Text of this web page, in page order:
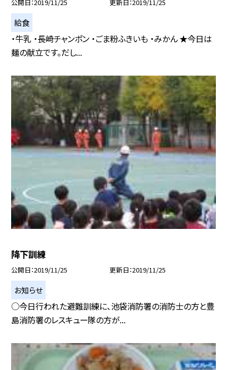
公開日 2019/11/25 更新日 2019/11/25
給食
・牛乳 ・長崎チャンポン ・ごま粉ふきいも ・みかん ★今日は
麺の献立です。だし...
降下訓練
公開日 2019/11/25 更新日 2019/11/25
お知らせ
○今日行われた避難訓練に、池袋消防署の消防士の方と豊
島消防署のレスキュー隊の方が...